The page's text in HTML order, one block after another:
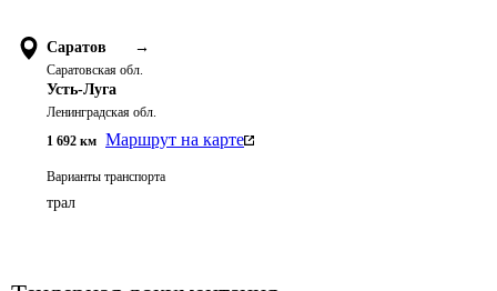
Саратов →
Саратовская обл.
Усть-Луга
Ленинградская обл.
1 692 км Маршрут на карте
Варианты транспорта
трал